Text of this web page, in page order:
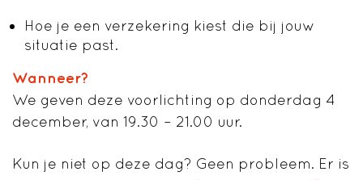
Hoe je een verzekering kiest die bij jouw
situatie past.
Wanneer?
We geven deze voorlichting op donderdag 4
december, van 19.30 – 21.00 uur.
Kun je niet op deze dag? Geen probleem. Er is